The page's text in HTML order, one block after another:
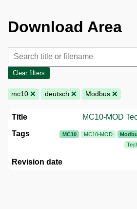
Download Area
Clear filters
mc10❌ deutsch ❌ Modbus ❌
MC10-MOD
MC10 MC10-MOD